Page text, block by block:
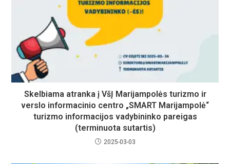
Skelbiama atranka į VšĮ Marijampolės turizmo ir
verslo informacinio centro „SMART Marijampolė“
turizmo informacijos vadybininko pareigas
(terminuota sutartis)
2025-03-03